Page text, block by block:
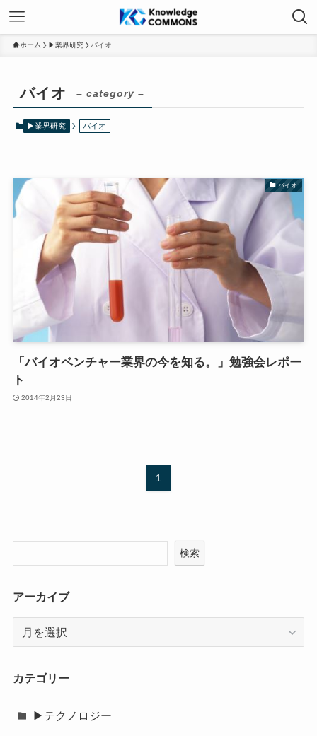
ホーム ▶業界研究 バイオ
バイオ – category –
▶業界研究 バイオ
バイオ
「バイオベンチャー業界の今を知る。」勉強会レポー
ト
2014年2月23日
1
検索
アーカイブ
イ
カテゴリー
▶テクノロジー